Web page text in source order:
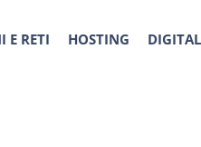
E RETI HOSTING